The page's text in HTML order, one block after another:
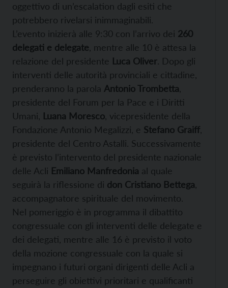
oggettivo di un’escalation dagli esiti che
potrebbero rivelarsi inimmaginabili.
L’evento inizierà alle 9:30 con l’arrivo dei 260
delegati e delegate , mentre alle 10 è attesa la
relazione del presidente Luca Oliver. Dopo gli
interventi delle autorità provinciali e cittadine,
prenderanno la parola Antonio Trombetta
presidente del Forum per la Pace e i Diritti
Umani, Luana Moresco , vicepresidente della
Fondazione Antonio Megalizzi, e Stefano Graiff
presidente del Centro Astalli. Successivamente
è previsto l’intervento del presidente nazionale
delle Acli Emiliano Manfredonia al quale
seguirà la riflessione di don Cristiano Bettega
accompagnatore spirituale del movimento.
Nel pomeriggio è in programma il dibattito
congressuale con gli interventi delle delegate e
dei delegati, mentre alle 16 è previsto il voto
della mozione congressuale con la quale si
impegnano i futuri organi dirigenti delle Acli a
perseguire gli obiettivi prioritari e qualificanti